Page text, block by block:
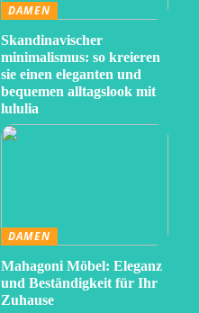
DAMEN
Skandinavischer
minimalismus: so kreieren
sie einen eleganten und
bequemen alltagslook mit
lululia
DAMEN
Mahagoni Möbel: Eleganz
und Beständigkeit für Ihr
Zuhause